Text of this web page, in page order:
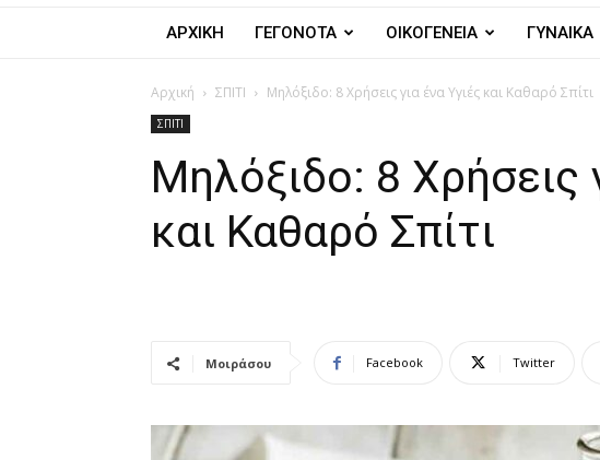
ΑΡΧΙΚΗ ΓΕΓΟΝΟΤΑ ΟΙΚΟΓΕΝΕΙΑ ΓΥΝΑΙΚΑ
Αρχική ΣΠΙΤΙ Μηλόξιδο: 8 Χρήσεις για ένα Υγιές και Καθαρό Σπίτι
ΣΠΙΤΙ
Μηλόξιδο: 8 Χρήσεις
και Καθαρό Σπίτι
Μοιράσου Facebook Twitter